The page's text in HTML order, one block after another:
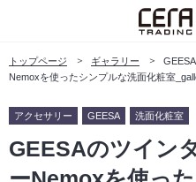
トップページ ギャラリー
Nemoxを使ったシンプルな洗面化粧室
アクセサリー GEESA 洗面化粧室
GEESAのツイン